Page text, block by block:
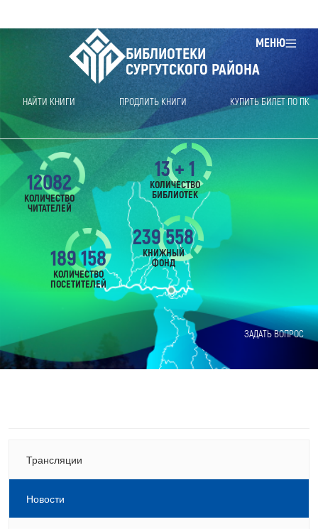
МЕНЮ
БИБЛИОТЕКИ
СУРГУТСКОГО РАЙОНА
НАЙТИ КНИГИ ПРОДЛИТЬ КНИГИ КУПИТЬ БИЛЕТ ПО ПК
ЗАДАТЬ ВОПРОС
12082
КОЛИЧЕСТВО
ЧИТАТЕЛЕЙ
189 158
КОЛИЧЕСТВО
ПОСЕТИТЕЛЕЙ
239 558
КНИЖНЫЙ
ФОНД
13 + 1
КОЛИЧЕСТВО
БИБЛИОТЕК
Трансляции
Новости